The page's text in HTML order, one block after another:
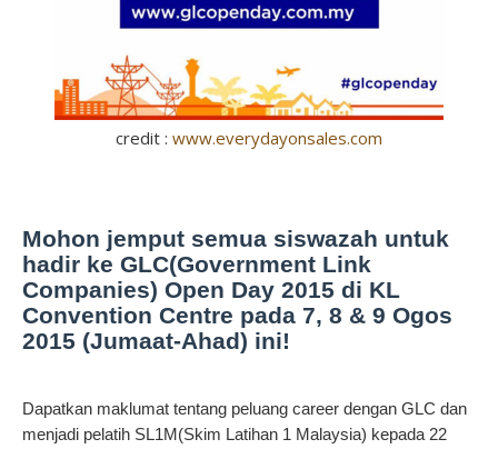
credit : www.everydayonsales.com
Mohon jemput semua siswazah untuk
hadir ke GLC(Government Link
Companies) Open Day 2015 di KL
Convention Centre pada 7, 8 & 9 Ogos
2015 (Jumaat-Ahad) ini!
Dapatkan maklumat tentang peluang career dengan GLC dan
menjadi pelatih SL1M(Skim Latihan 1 Malaysia) kepada 22